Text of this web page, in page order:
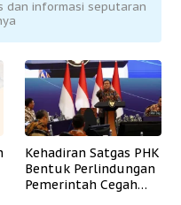
dan informasi seputaran
Kehadiran Satgas PHK
Bentuk Perlindungan
Pemerintah Cegah